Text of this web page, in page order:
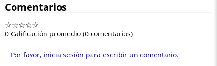
Comentarios
☆☆☆☆☆
0 Calificación promedio (0 comentarios)
Por favor, inicia sesión para escribir un comentario.